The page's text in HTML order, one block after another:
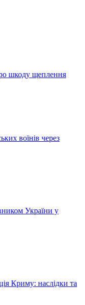
шкоду щеплення
воїнів через
України у
Криму: наслідки та